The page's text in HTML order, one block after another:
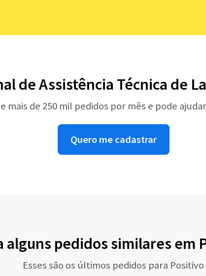
de Assistência Técnica de
mais de 250 mil pedidos por mês e pode
Quero me cadastrar
alguns pedidos similares em
Esses são os últimos pedidos para Positivo